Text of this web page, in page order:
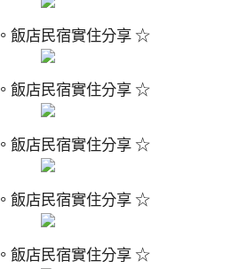
飯店民宿實住分享 ☆
飯店民宿實住分享 ☆
飯店民宿實住分享 ☆
飯店民宿實住分享 ☆
飯店民宿實住分享 ☆